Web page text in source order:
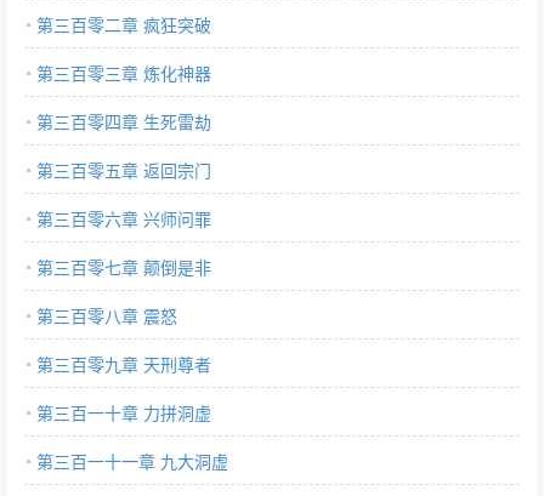
第三百零二章 疯狂突破
第三百零三章 炼化神器
第三百零四章 生死雷劫
第三百零五章 返回宗门
第三百零六章 兴师问罪
第三百零七章 颠倒是非
第三百零八章 震怒
第三百零九章 天刑尊者
第三百一十章 力拼洞虚
第三百一十一章 九大洞虚